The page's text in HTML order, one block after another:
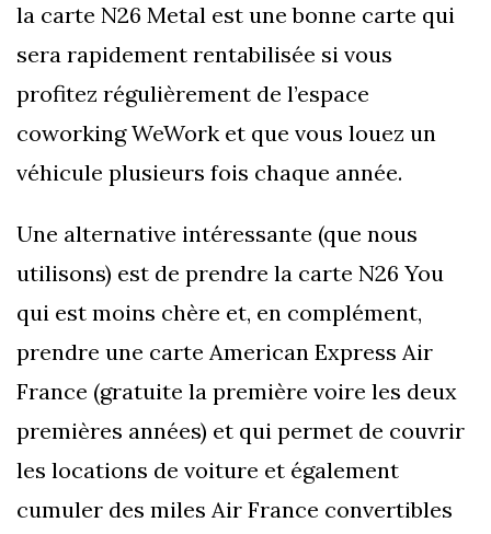
la carte N26 Metal est une bonne carte qui
sera rapidement rentabilisée si vous
profitez régulièrement de l’espace
coworking WeWork et que vous louez un
véhicule plusieurs fois chaque année.
Une alternative intéressante (que nous
utilisons) est de prendre la carte N26 You
qui est moins chère et, en complément,
prendre une carte American Express Air
France (gratuite la première voire les deux
premières années) et qui permet de couvrir
les locations de voiture et également
cumuler des miles Air France convertibles